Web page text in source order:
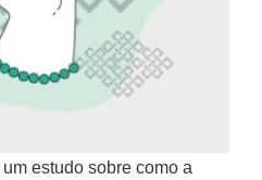
estudo sobre como a